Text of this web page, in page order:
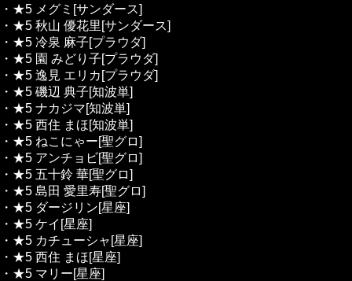
・★5 メグミ[サンダース]
・★5 秋山 優花里[サンダース]
・★5 冷泉 麻子[プラウダ]
・★5 園 みどり子[プラウダ]
・★5 逸見 エリカ[プラウダ]
・★5 磯辺 典子[知波単]
・★5 ナカジマ[知波単]
・★5 西住 まほ[知波単]
・★5 ねこにゃー[聖グロ]
・★5 アンチョビ[聖グロ]
・★5 五十鈴 華[聖グロ]
・★5 島田 愛里寿[聖グロ]
・★5 ダージリン[星座]
・★5 ケイ[星座]
・★5 カチューシャ[星座]
・★5 西住 まほ[星座]
・★5 マリー[星座]